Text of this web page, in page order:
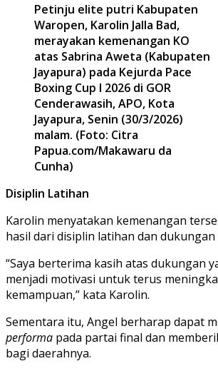
Petinju elite putri Kabupaten
Waropen, Karolin Jalla Bad,
merayakan kemenangan KO
atas Sabrina Aweta (Kabupaten
Jayapura) pada Kejurda Pace
Boxing Cup I 2026 di GOR
Cenderawasih, APO, Kota
Jayapura, Senin (30/3/2026)
malam. (Foto: Citra
Papua.com/Makawaru da
Cunha)
Disiplin Latihan
Karolin menyatakan kemenangan
hasil dari disiplin latihan dan
“Saya berterima kasih atas dukungan
menjadi motivasi untuk terus
kemampuan,” kata Karolin.
Sementara itu, Angel berharap dapat
performa pada partai final dan
bagi daerahnya.